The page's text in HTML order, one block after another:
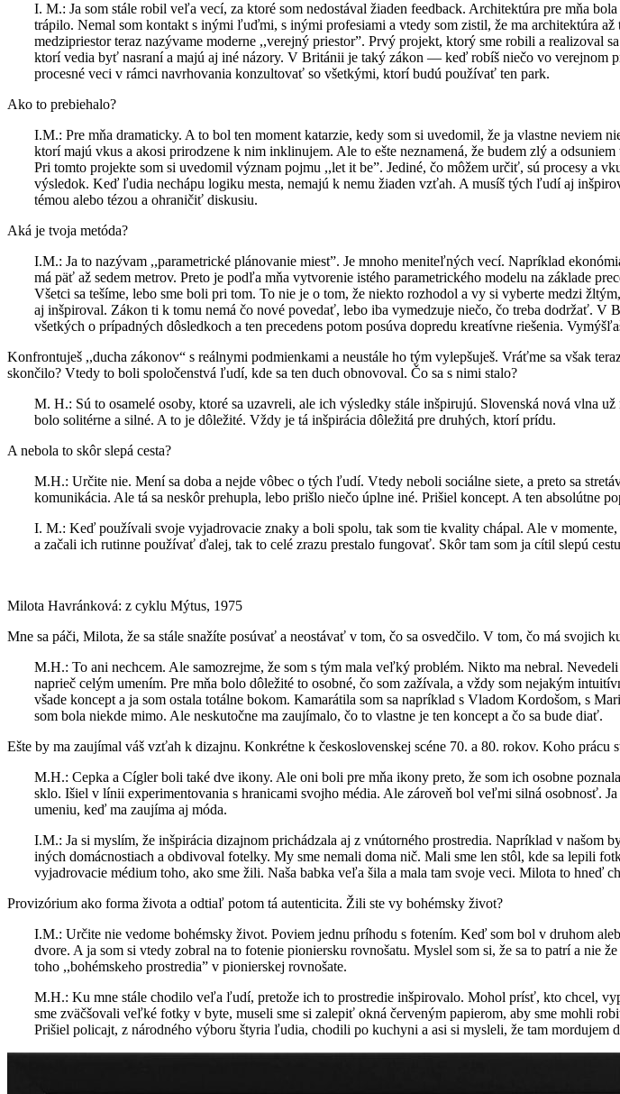
I. M.: Ja som stále robil veľa vecí, za ktoré som nedostával žiaden feedback. Architektúra pre mňa
trápilo. Nemal som kontakt s inými ľuďmi, s inými profesiami a vtedy som zistil, že ma architektúra
medzipriestor teraz nazývame moderne ,,verejný priestor”. Prvý projekt, ktorý sme robili a
ktorí vedia byť nasraní a majú aj iné názory. V Británii je taký zákon — keď robíš niečo vo verejnom
procesné veci v rámci navrhovania konzultovať so všetkými, ktorí budú používať ten park.
Ako to prebiehalo?
I.M.: Pre mňa dramaticky. A to bol ten moment katarzie, kedy som si uvedomil, že ja vlastne
ktorí majú vkus a akosi prirodzene k nim inklinujem. Ale to ešte neznamená, že budem zlý a
Pri tomto projekte som si uvedomil význam pojmu ,,let it be”. Jediné, čo môžem určiť, sú procesy a
výsledok. Keď ľudia nechápu logiku mesta, nemajú k nemu žiaden vzťah. A musíš tých ľudí aj
témou alebo tézou a ohraničiť diskusiu.
Aká je tvoja metóda?
I.M.: Ja to nazývam ,,parametrické plánovanie miest”. Je mnoho meniteľných vecí. Napríklad
má päť až sedem metrov. Preto je podľa mňa vytvorenie istého parametrického modelu na základe
Všetci sa tešíme, lebo sme boli pri tom. To nie je o tom, že niekto rozhodol a vy si vyberte medzi
aj inšpiroval. Zákon ti k tomu nemá čo nové povedať, lebo iba vymedzuje niečo, čo treba dodržať.
všetkých o prípadných dôsledkoch a ten precedens potom posúva dopredu kreatívne riešenia.
Konfrontuješ ,,ducha zákonov“ s reálnymi podmienkami a neustále ho tým vylepšuješ. Vráťme sa však
skončilo? Vtedy to boli spoločenstvá ľudí, kde sa ten duch obnovoval. Čo sa s nimi stalo?
M. H.: Sú to osamelé osoby, ktoré sa uzavreli, ale ich výsledky stále inšpirujú. Slovenská nová vlna
bolo solitérne a silné. A to je dôležité. Vždy je tá inšpirácia dôležitá pre druhých, ktorí prídu.
A nebola to skôr slepá cesta?
M.H.: Určite nie. Mení sa doba a nejde vôbec o tých ľudí. Vtedy neboli sociálne siete, a preto sa
komunikácia. Ale tá sa neskôr prehupla, lebo prišlo niečo úplne iné. Prišiel koncept. A ten absolútne
I. M.: Keď používali svoje vyjadrovacie znaky a boli spolu, tak som tie kvality chápal. Ale v
a začali ich rutinne používať ďalej, tak to celé zrazu prestalo fungovať. Skôr tam som ja cítil slepú
Milota Havránková: z cyklu Mýtus, 1975
Mne sa páči, Milota, že sa stále snažíte posúvať a neostávať v tom, čo sa osvedčilo. V tom, čo má svojich
M.H.: To ani nechcem. Ale samozrejme, že som s tým mala veľký problém. Nikto ma nebral.
naprieč celým umením. Pre mňa bolo dôležité to osobné, čo som zažívala, a vždy som nejakým
všade koncept a ja som ostala totálne bokom. Kamarátila som sa napríklad s Vladom Kordošom, s
som bola niekde mimo. Ale neskutočne ma zaujímalo, čo to vlastne je ten koncept a čo sa bude diať.
Ešte by ma zaujímal váš vzťah k dizajnu. Konkrétne k československej scéne 70. a 80. rokov. Koho prácu
M.H.: Cepka a Cígler boli také dve ikony. Ale oni boli pre mňa ikony preto, že som ich osobne
sklo. Išiel v línii experimentovania s hranicami svojho média. Ale zároveň bol veľmi silná osobnosť.
umeniu, keď ma zaujíma aj móda.
I.M.: Ja si myslím, že inšpirácia dizajnom prichádzala aj z vnútorného prostredia. Napríklad v
iných domácnostiach a obdivoval fotelky. My sme nemali doma nič. Mali sme len stôl, kde sa lepili
vyjadrovacie médium toho, ako sme žili. Naša babka veľa šila a mala tam svoje veci. Milota to
Provizórium ako forma života a odtiaľ potom tá autenticita. Žili ste vy bohémsky život?
I.M.: Určite nie vedome bohémsky život. Poviem jednu príhodu s fotením. Keď som bol v druhom
dvore. A ja som si vtedy zobral na to fotenie pioniersku rovnošatu. Myslel som si, že sa to patrí a nie
toho ,,bohémskeho prostredia” v pionierskej rovnošate.
M.H.: Ku mne stále chodilo veľa ľudí, pretože ich to prostredie inšpirovalo. Mohol prísť, kto chcel,
sme zväčšovali veľké fotky v byte, museli sme si zalepiť okná červeným papierom, aby sme mohli
Prišiel policajt, z národného výboru štyria ľudia, chodili po kuchyni a asi si mysleli, že tam mordujem